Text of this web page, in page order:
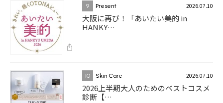
9 Present 2026.07.10
大阪に再び！「あいたい美的 in
HANKY…
10 Skin Care 2026.07.10
2026上半期大人のためのベストコスメ
診断【…